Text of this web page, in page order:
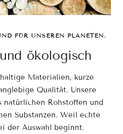
FÜR UNSEREN PLANETEN.
ökologisch
Materialien, kurze
Qualität. Unsere
natürlichen Rohstoffen und
Substanzen. Weil echte
der Auswahl beginnt.